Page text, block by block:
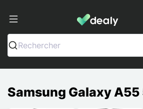
Dealy - Capas e
Rechercher
Samsung Galaxy A55